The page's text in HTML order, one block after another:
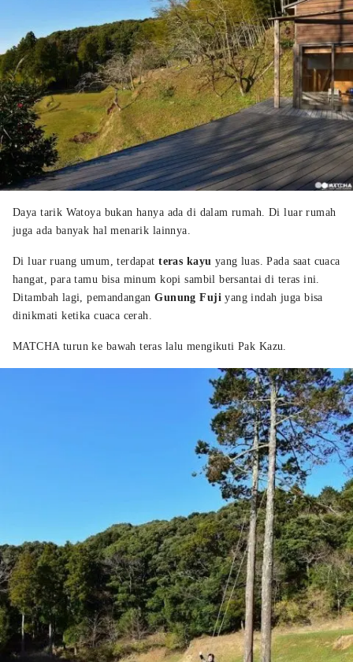
Daya tarik Watoya bukan hanya ada di dalam rumah. Di luar rumah
juga ada banyak hal menarik lainnya.
Di luar ruang umum, terdapatteras kayu yang luas. Pada saat cuaca
hangat, para tamu bisa minum kopi sambil bersantai di teras ini.
Ditambah lagi, pemandanganGunung Fuji yang indah juga bisa
dinikmati ketika cuaca cerah.
MATCHA turun ke bawah teras lalu mengikuti Pak Kazu.